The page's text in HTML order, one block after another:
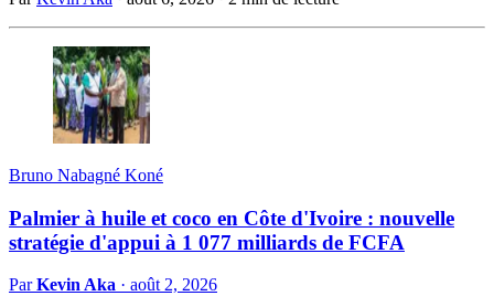
Bruno Nabagné Koné
Palmier à huile et coco en Côte d'Ivoire : nouvelle
stratégie d'appui à 1 077 milliards de FCFA
ParKevin Aka · août 2, 2026